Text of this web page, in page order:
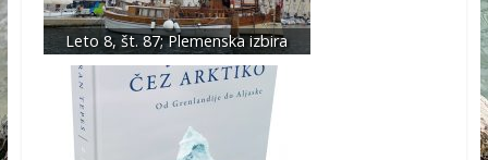
Leto 8, št. 87; Plemenska izbira